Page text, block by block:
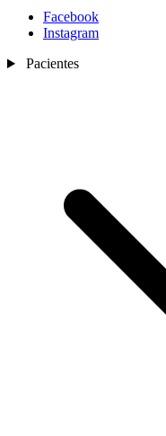
Nosotros
Facebook
Instagram
Pacientes